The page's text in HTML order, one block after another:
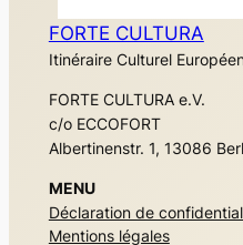
FORTE CULTURA
Itinéraire Culturel
FORTE CULTURA e.V.
c/o ECCOFORT
Albertinenstr. 1, 13086
MENU
Déclaration de
Mentions légales